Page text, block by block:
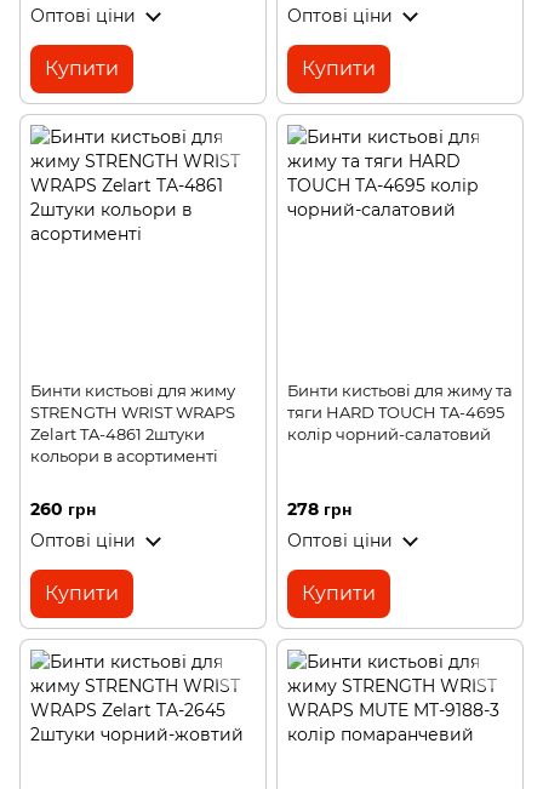
Оптові ціни
Купити
Оптові ціни
Купити
Бинти кистьові для жиму
STRENGTH WRIST WRAPS
Zelart TA-4861 2штуки
кольори в асортименті
260 грн
Оптові ціни
Купити
Бинти кистьові для жиму та
тяги HARD TOUCH TA-4695
колір чорний-салатовий
278 грн
Оптові ціни
Купити